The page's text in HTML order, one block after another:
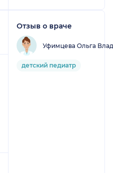
Отзыв о враче
Уфимцева Ольга
детский педиатр